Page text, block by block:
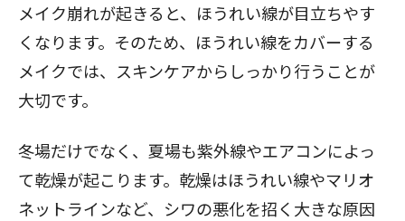
メイク崩れが起きると、ほうれい線が目立ちやす
くなります。そのため、ほうれい線をカバーする
メイクでは、スキンケアからしっかり行うことが
大切です。
冬場だけでなく、夏場も紫外線やエアコンによっ
て乾燥が起こります。乾燥はほうれい線やマリオ
ネットラインなど、シワの悪化を招く大きな原因